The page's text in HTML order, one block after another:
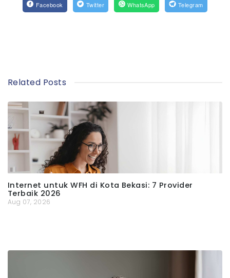
Facebook Twitter WhatsApp Telegram
Related Posts
Internet untuk WFH di Kota Bekasi: 7 Provider
Terbaik 2026
Aug 07, 2026